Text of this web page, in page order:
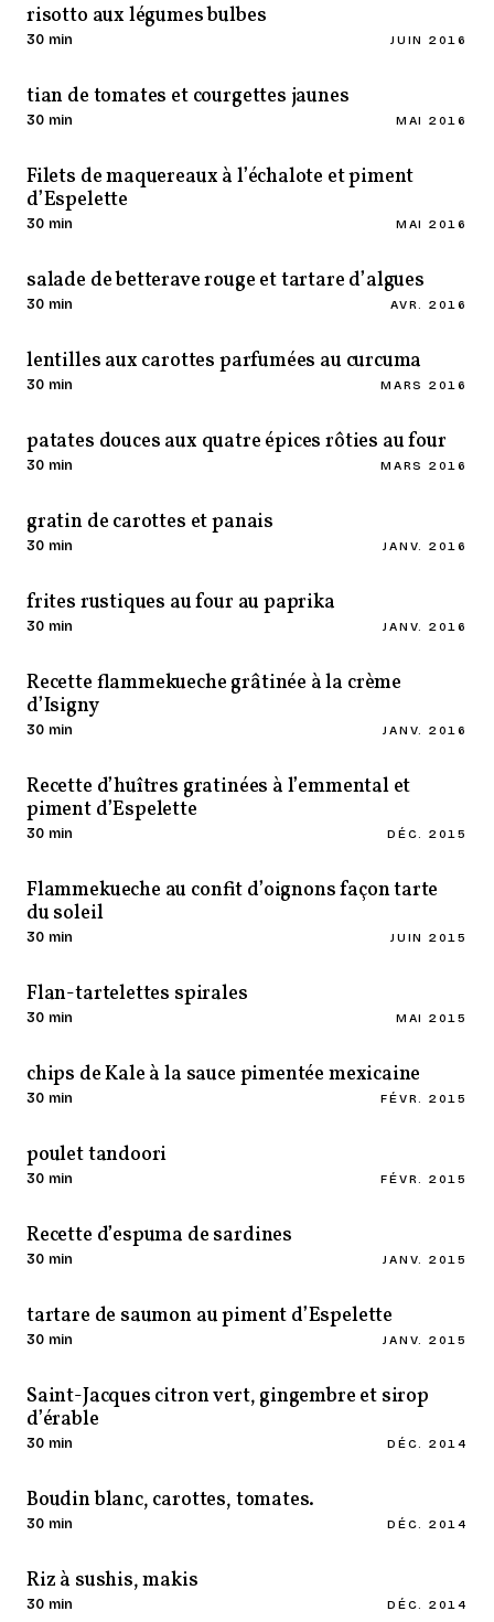
risotto aux légumes bulbes
30 min JUIN 2016
tian de tomates et courgettes jaunes
30 min MAI 2016
Filets de maquereaux à l’échalote et piment
d’Espelette
30 min MAI 2016
salade de betterave rouge et tartare d’algues
30 min AVR. 2016
lentilles aux carottes parfumées au curcuma
30 min MARS 2016
patates douces aux quatre épices rôties au four
30 min MARS 2016
gratin de carottes et panais
30 min JANV. 2016
frites rustiques au four au paprika
30 min JANV. 2016
Recette flammekueche grâtinée à la crème
d’Isigny
30 min JANV. 2016
Recette d’huîtres gratinées à l’emmental et
piment d’Espelette
30 min DÉC. 2015
Flammekueche au confit d’oignons façon tarte
du soleil
30 min JUIN 2015
Flan-tartelettes spirales
30 min MAI 2015
chips de Kale à la sauce pimentée mexicaine
30 min FÉVR. 2015
poulet tandoori
30 min FÉVR. 2015
Recette d’espuma de sardines
30 min JANV. 2015
tartare de saumon au piment d’Espelette
30 min JANV. 2015
Saint-Jacques citron vert, gingembre et sirop
d’érable
30 min DÉC. 2014
Boudin blanc, carottes, tomates.
30 min DÉC. 2014
Riz à sushis, makis
30 min DÉC. 2014